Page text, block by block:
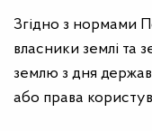
Згідно з нормами
власники землі та
землю з дня
або права